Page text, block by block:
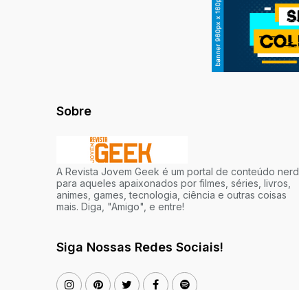
Sobre
A Revista Jovem Geek é um portal de conteúdo nerd
para aqueles apaixonados por filmes, séries, livros,
animes, games, tecnologia, ciência e outras coisas
mais. Diga, "Amigo", e entre!
Siga Nossas Redes Sociais!